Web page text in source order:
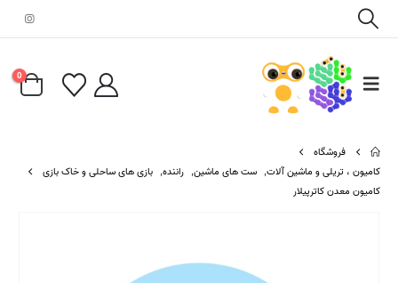
0
فروشگاه
کامیون ، تریلی و ماشین آلات, ست های ماشین, راننده, بازی های ساحلی و خاک بازی
کامیون معدن کاترپیلار